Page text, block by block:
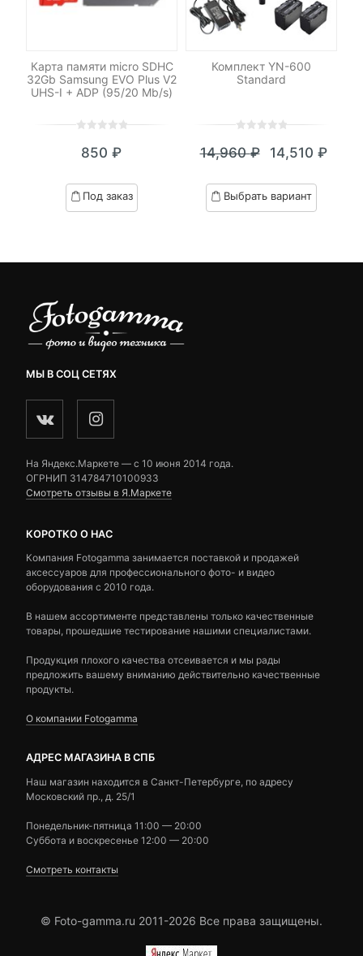
Карта памяти micro SDHC
32Gb Samsung EVO Plus V2
UHS-I + ADP (95/20 Mb/s)
out
based
on
850 ₽
Под заказ
Комплект YN-600
Standard
out
based
on
14,960₽
цена
составляла
14,510 ₽
Текущая
цена:
14,510 ₽.
Выбрать вариант
МЫ В СОЦ СЕТЯХ
На Яндекс.Маркете — c 10 июня 2014 года.
ОГРНИП 314784710100933
Смотреть отзывы в Я.Маркете
КОРОТКО О НАС
Компания Fotogamma занимается поставкой и продажей
аксессуаров для профессионального фото- и видео
оборудования с 2010 года.
В нашем ассортименте представлены только качественные
товары, прошедшие тестирование нашими специалистами.
Продукция плохого качества отсеивается и мы рады
предложить вашему вниманию действительно качественные
продукты.
О компании Fotogamma
АДРЕС МАГАЗИНА В СПБ
Наш магазин находится в Санкт-Петербурге, по адресу
Московский пр., д. 25/1
Понедельник-пятница 11:00 — 20:00
Суббота и воскресенье 12:00 — 20:00
Смотреть контакты
© Foto-gamma.ru 2011-2026 Все права защищены.